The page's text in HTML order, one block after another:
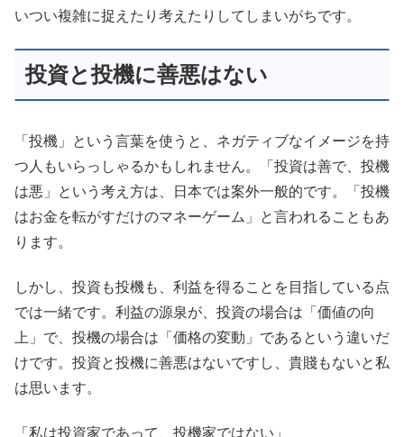
いつい複雑に捉えたり考えたりしてしまいがちです。
投資と投機に善悪はない
「投機」という言葉を使うと、ネガティブなイメージを持
つ人もいらっしゃるかもしれません。「投資は善で、投機
は悪」という考え方は、日本では案外一般的です。「投機
はお金を転がすだけのマネーゲーム」と言われることもあ
ります。
しかし、投資も投機も、利益を得ることを目指している点
では一緒です。利益の源泉が、投資の場合は「価値の向
上」で、投機の場合は「価格の変動」であるという違いだ
けです。投資と投機に善悪はないですし、貴賤もないと私
は思います。
「私は投資家であって、投機家ではない」